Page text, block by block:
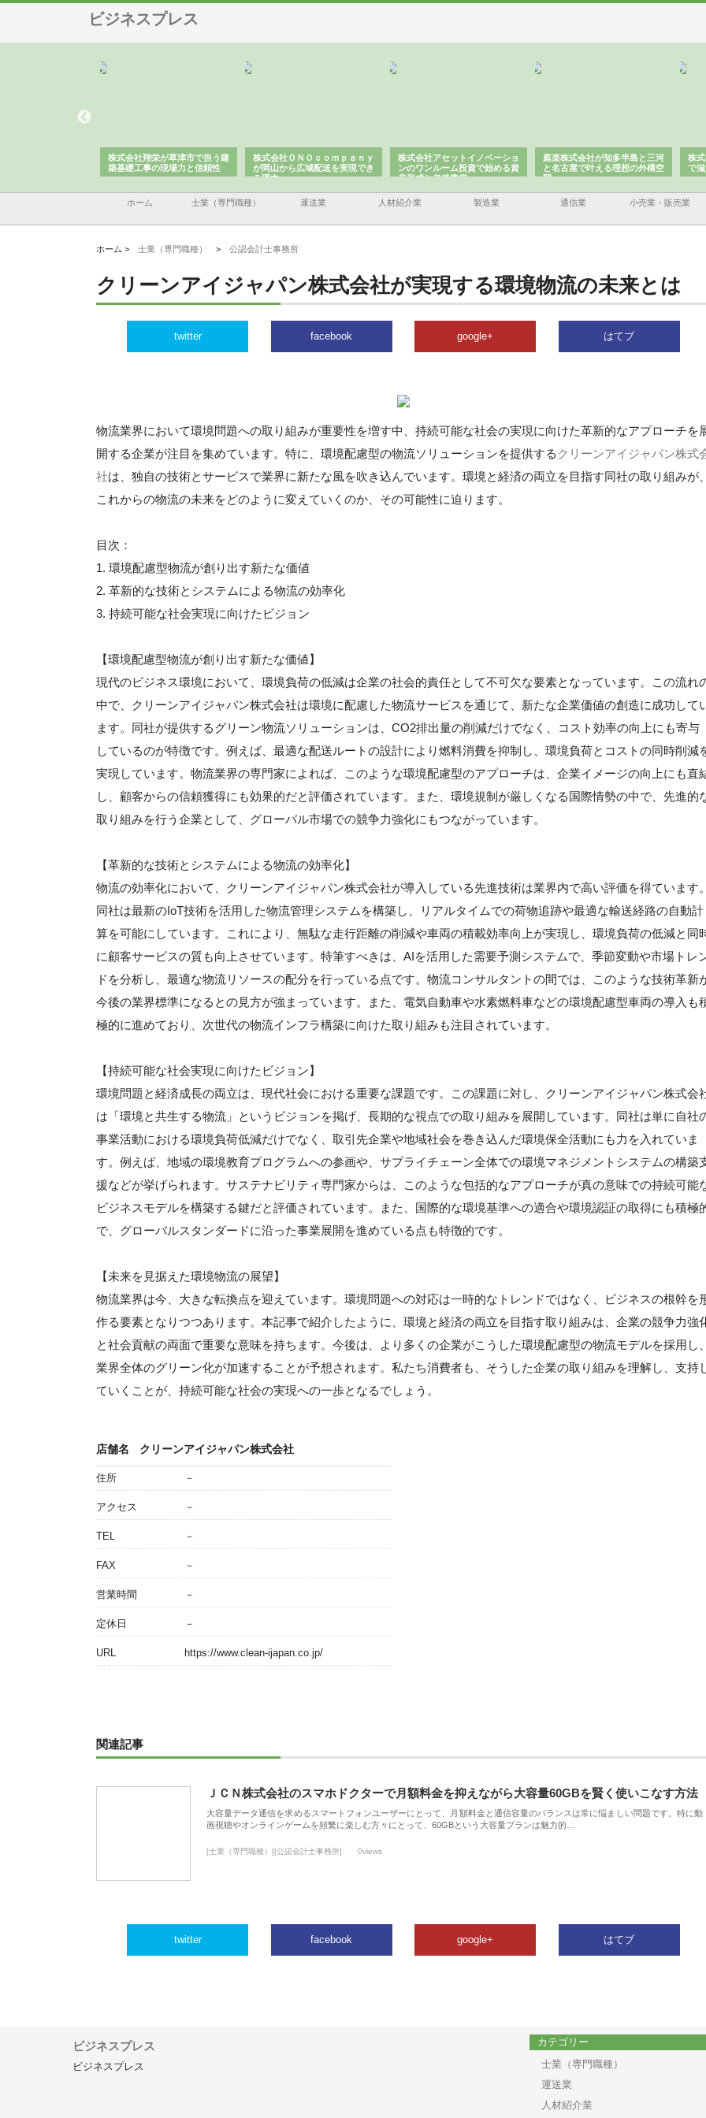
ビジネスプレス
株式会社ＯＮＯｃｏｍｐａｎｙ
が岡山から広域配送を実現でき
る理由
株式会社アセットイノベーショ
ンのワンルーム投資で始める資
産形成と老後準備
庭楽株式会社が知多半島と三河
と名古屋で叶える理想の外構空
間
株式会社ナツハラが建設と鋲螺
で滋賀の暮らしを支える理由
ホーム 士業（専門職種） 運送業 人材紹介業 製造業 通信業 小売業・販売業
ホーム > 士業（専門職種） > 公認会計士事務所
クリーンアイジャパン株式会社が実現する環境物流の未来とは
twitter facebook google+ はてブ
物流業界において環境問題への取り組みが重要性を増す中、持続可能な社会の実現に向けた革新的なアプローチを
開する企業が注目を集めています。特に、環境配慮型の物流ソリューションを提供する クリーンアイジャパン株式
社は、独自の技術とサービスで業界に新たな風を吹き込んでいます。環境と経済の両立を目指す同社の取り組みが、
これからの物流の未来をどのように変えていくのか、その可能性に迫ります。
目次：
1. 環境配慮型物流が創り出す新たな価値
2. 革新的な技術とシステムによる物流の効率化
3. 持続可能な社会実現に向けたビジョン
【環境配慮型物流が創り出す新たな価値】
現代のビジネス環境において、環境負荷の低減は企業の社会的責任として不可欠な要素となっています。この流れ
中で、クリーンアイジャパン株式会社は環境に配慮した物流サービスを通じて、新たな企業価値の創造に成功して
ます。同社が提供するグリーン物流ソリューションは、CO2排出量の削減だけでなく、コスト効率の向上にも寄与
しているのが特徴です。例えば、最適な配送ルートの設計により燃料消費を抑制し、環境負荷とコストの同時削減
実現しています。物流業界の専門家によれば、このような環境配慮型のアプローチは、企業イメージの向上にも直
し、顧客からの信頼獲得にも効果的だと評価されています。また、環境規制が厳しくなる国際情勢の中で、先進的
取り組みを行う企業として、グローバル市場での競争力強化にもつながっています。
【革新的な技術とシステムによる物流の効率化】
物流の効率化において、クリーンアイジャパン株式会社が導入している先進技術は業界内で高い評価を得ています。
同社は最新のIoT技術を活用した物流管理システムを構築し、リアルタイムでの荷物追跡や最適な輸送経路の自動計
算を可能にしています。これにより、無駄な走行距離の削減や車両の積載効率向上が実現し、環境負荷の低減と同
に顧客サービスの質も向上させています。特筆すべきは、AIを活用した需要予測システムで、季節変動や市場トレ
ドを分析し、最適な物流リソースの配分を行っている点です。物流コンサルタントの間では、このような技術革新
今後の業界標準になるとの見方が強まっています。また、電気自動車や水素燃料車などの環境配慮型車両の導入も
極的に進めており、次世代の物流インフラ構築に向けた取り組みも注目されています。
【持続可能な社会実現に向けたビジョン】
環境問題と経済成長の両立は、現代社会における重要な課題です。この課題に対し、クリーンアイジャパン株式会
は「環境と共生する物流」というビジョンを掲げ、長期的な視点での取り組みを展開しています。同社は単に自社
事業活動における環境負荷低減だけでなく、取引先企業や地域社会を巻き込んだ環境保全活動にも力を入れていま
す。例えば、地域の環境教育プログラムへの参画や、サプライチェーン全体での環境マネジメントシステムの構築
援などが挙げられます。サステナビリティ専門家からは、このような包括的なアプローチが真の意味での持続可能
ビジネスモデルを構築する鍵だと評価されています。また、国際的な環境基準への適合や環境認証の取得にも積極
で、グローバルスタンダードに沿った事業展開を進めている点も特徴的です。
【未来を見据えた環境物流の展望】
物流業界は今、大きな転換点を迎えています。環境問題への対応は一時的なトレンドではなく、ビジネスの根幹を
作る要素となりつつあります。本記事で紹介したように、環境と経済の両立を目指す取り組みは、企業の競争力強
と社会貢献の両面で重要な意味を持ちます。今後は、より多くの企業がこうした環境配慮型の物流モデルを採用し、
業界全体のグリーン化が加速することが予想されます。私たち消費者も、そうした企業の取り組みを理解し、支持
ていくことが、持続可能な社会の実現への一歩となるでしょう。
店舗名 クリーンアイジャパン株式会社
住所 －
アクセス －
TEL －
FAX －
営業時間 －
定休日 －
URL https://www.clean-ijapan.co.jp/
関連記事
ＪＣＮ株式会社のスマホドクターで月額料金を抑えながら大容量60GBを賢く使いこなす方法
大容量データ通信を求めるスマートフォンユーザーにとって、月額料金と通信容量のバランスは常に悩ましい問題です。特に動
画視聴やオンラインゲームを頻繁に楽しむ方々にとって、60GBという大容量プランは魅力的…
[士業（専門職種）][公認会計士事務所] 0views
twitter facebook google+ はてブ
ビジネスプレス
ビジネスプレス
カテゴリー
士業（専門職種）
運送業
人材紹介業